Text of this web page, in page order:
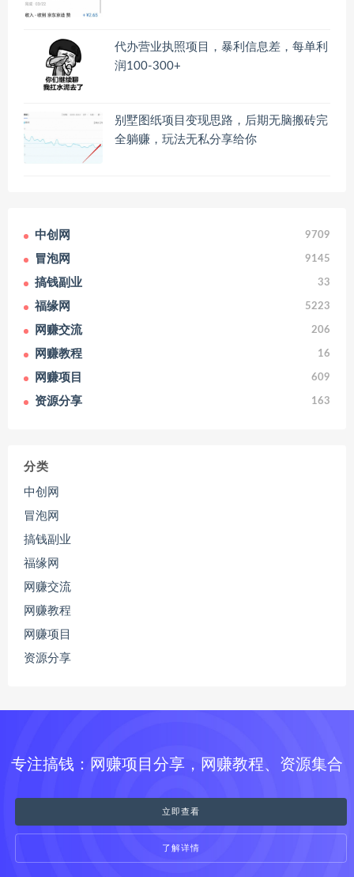
代办营业执照项目，暴利信息差，每单利
润100-300+
别墅图纸项目变现思路，后期无脑搬砖完
全躺赚，玩法无私分享给你
中创网 9709
冒泡网 9145
搞钱副业 33
福缘网 5223
网赚交流 206
网赚教程 16
网赚项目 609
资源分享 163
分类
中创网
冒泡网
搞钱副业
福缘网
网赚交流
网赚教程
网赚项目
资源分享
专注搞钱：网赚项目分享，网赚教程、资源集合
立即查看
了解详情